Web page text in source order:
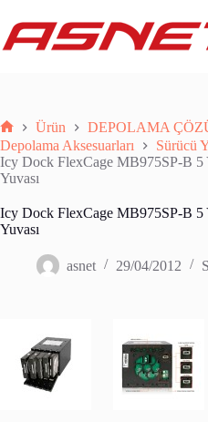
content
Anasayfa
Ürün
DEPOLAMA
Depolama Aksesuarları
Sürücü
Icy Dock FlexCage MB975SP-B 5
Yuvası
Icy Dock FlexCage MB975SP-B 5
Yuvası
asnet 29/04/2012